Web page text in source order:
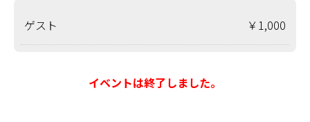
ゲスト ￥1,000
イベントは終了しました。